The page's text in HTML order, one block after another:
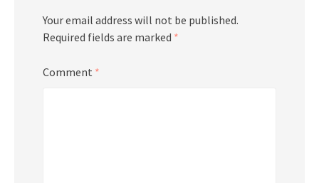
Your email address will not be published.
Required fields are marked *
Comment *